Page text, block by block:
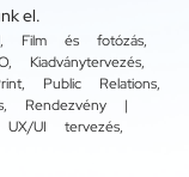
el.
, Film és fotózás,
, Kiadványtervezés,
, Public Relations,
, Rendezvény |
UX/UI tervezés,